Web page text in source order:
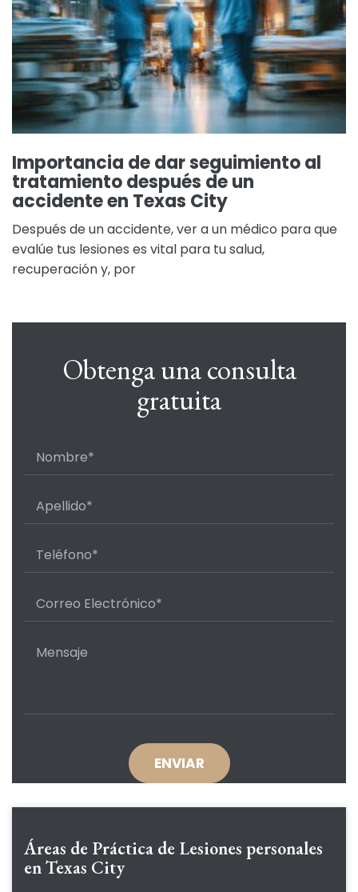
Importancia de dar seguimiento al
tratamiento después de un
accidente en Texas City
Después de un accidente, ver a un médico para que
evalúe tus lesiones es vital para tu salud,
recuperación y, por
Obtenga una consulta
gratuita
Áreas de Práctica de Lesiones personales
en Texas City